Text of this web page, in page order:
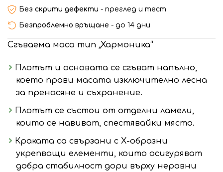
Без скрити дефекти - преглед и тест
Безпроблемно връщане - до 14 дни
Сгъваема маса тип „Хармоника“
Плотът и основата се сгъват напълно,
което прави масата изключително лесна
за пренасяне и съхранение.
Плотът се състои от отделни ламели,
които се навиват, спестявайки място.
Краката са свързани с Х-образни
укрепващи елементи, които осигуряват
добра стабилност дори върху неравни